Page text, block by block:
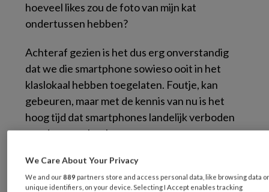
hoeveel likes zou de foto van mijn kat
ondertussen hebben?
Achteraf gezien is het dus erg onverstandig
dat we die smartphone sowieso ooit in het
klaslokaal hebben toegelaten. Foutje, kan
gebeuren, maar met de kennis van nu is het
hoog tijd dat smartphones landelijk verboden
worden op school.
Hooked
We Care About Your Privacy
We and our889 partners store and access personal data, like browsing data
unique identifiers, on your device. Selecting I Accept enables tracking